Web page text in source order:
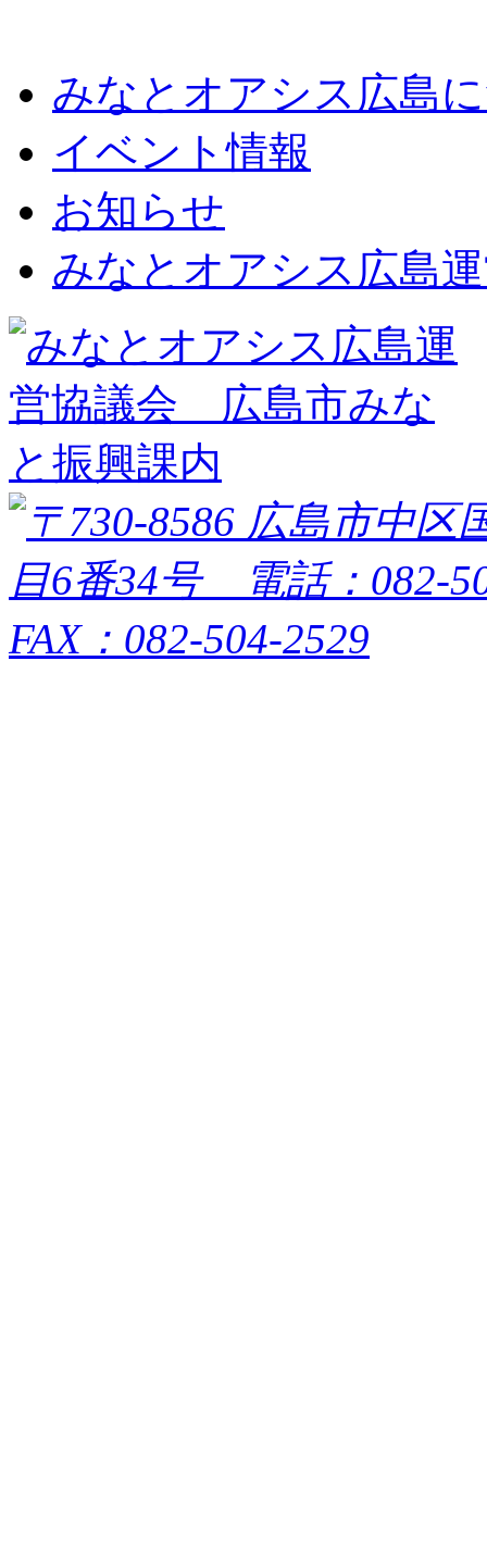
みなとオアシス広島
イベント情報
お知らせ
みなとオアシス広島